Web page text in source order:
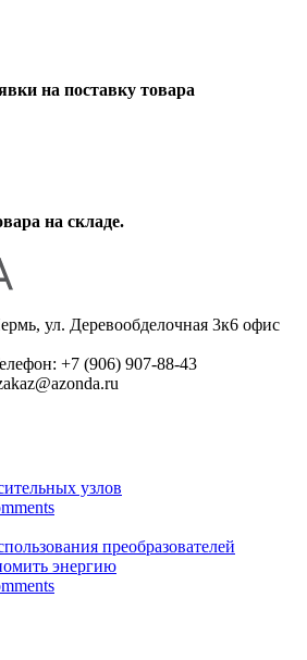
на поставку товара
на складе.
ул. Деревообделочная 3к6 офис
+7 (906) 907-88-43
узлов
преобразователей
энергию